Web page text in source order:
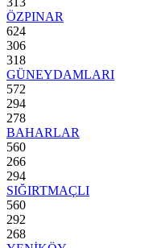
ÖZPINAR
624
306
318
GÜNEYDAMLARI
572
294
278
BAHARLAR
560
266
294
SIĞIRTMAÇLI
560
292
268